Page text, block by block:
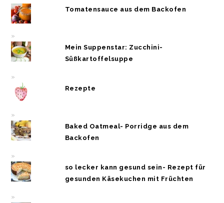
Tomatensauce aus dem Backofen
Mein Suppenstar: Zucchini-
Süßkartoffelsuppe
Rezepte
Baked Oatmeal- Porridge aus dem
Backofen
so lecker kann gesund sein- Rezept für
gesunden Käsekuchen mit Früchten